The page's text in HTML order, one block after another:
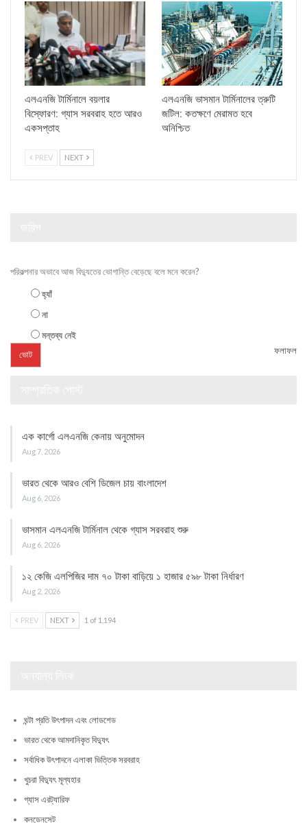
এলএনজি টার্মিনালে বয়লার
বিস্ফোরণ: গ্যাস সরবরাহ হতে আরও
একসপ্তাহ
এলএনজি ভাসমান টার্মিনালের ত্রুটি
জটিল: কতক্ষণে মেরামত হবে
অনিশ্চিত
PREV NEXT
পরিকল্পনার অভাবে আজ বিদ্যুতের ভোগান্তি বেড়েছে বলে মনে করেন?
হ্যাঁ
না
মন্তব্য নেই
ফলাফল
এক কার্গো এলএনজি কেনায় অনুমোদন
Aug 7, 2026
ভারত থেকে আরও বেশি ডিজেল চায় বাংলাদেশ
Aug 6, 2026
ভাসমান এলএনজি টার্মিনাল থেকে গ্যাস সরবরাহ শুরু
Aug 6, 2026
১২ কেজি এলপিজির দাম ৭০ টাকা বাড়িয়ে ১ হাজার ৫৯৮ টাকা নির্ধারণ
Aug 2, 2026
PREV NEXT 1 of 1,194
ঘন্টা প্রতি উৎপাদন এবং লোডশেড
ভারত থেকে আমদানিকৃত বিদ্যুৎ
সর্বাধিক উৎপাদনে এলাকা ভিত্তিক সরবরাহ
খুচরা বিদ্যুৎ মূল্যহার
গ্যাস এরট্যারিফ
কনডেনসেট